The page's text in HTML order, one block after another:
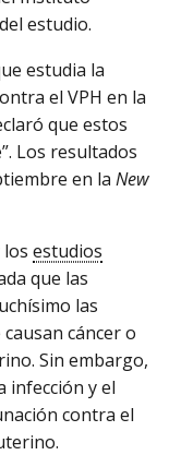
estudio.
estudia la
el VPH en la
que estos
Los resultados
en la New
estudios
que las
las
cáncer o
Sin embargo,
infección y el
contra el